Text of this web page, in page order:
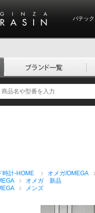
パテッ
時計-HOME オメガ/OMEGA
オメガ 新品
メンズ